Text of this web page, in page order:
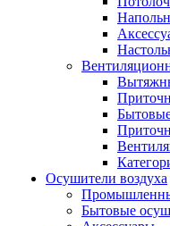
Осушители воздуха
Бытовые